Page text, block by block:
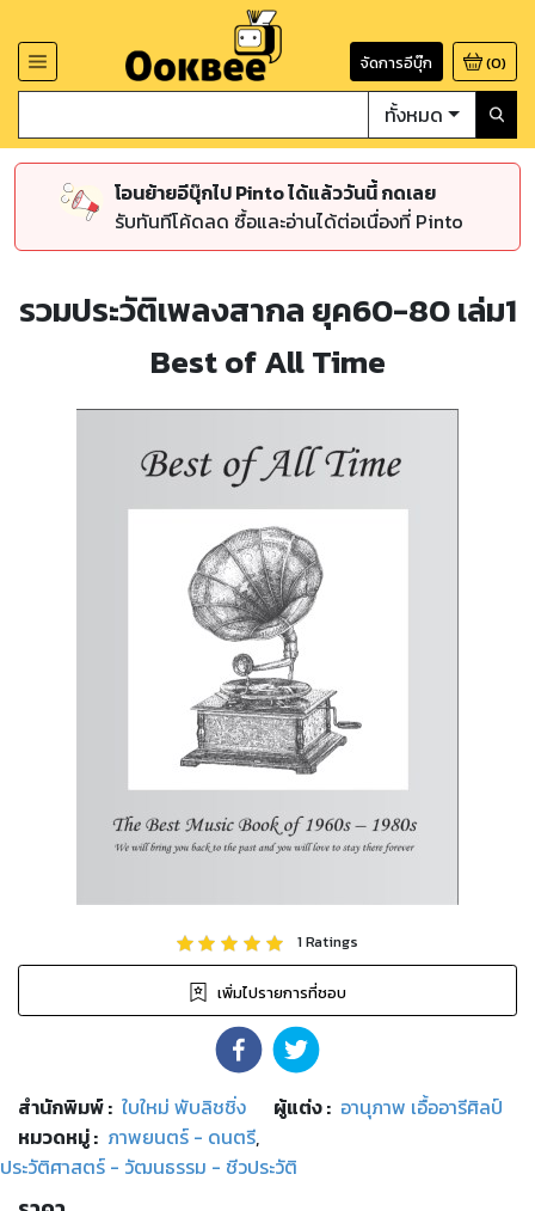
จัดการอีบุ๊ก (0)
ทั้งหมด
โอนย้ายอีบุ๊กไป Pinto ได้แล้ววันนี้ กดเลย
รับทันทีโค้ดลด ซื้อและอ่านได้ต่อเนื่องที่ Pinto
รวมประวัติเพลงสากล ยุค60-80 เล่ม1
Best of All Time
1Ratings
เพิ่มไปรายการที่ชอบ
สำนักพิมพ์: ใบใหม่ พับลิชชิ่ง ผู้แต่ง : อานุภาพ เอื้ออารีศิลป์
หมวดหมู่: ภาพยนตร์ - ดนตรี,
ประวัติศาสตร์ - วัฒนธรรม - ชีวประวัติ